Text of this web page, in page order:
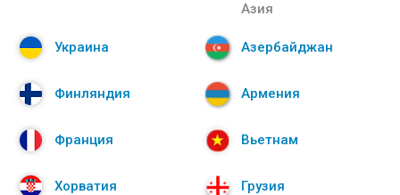
Украина
Финляндия
Франция
Хорватия
Азия
Азербайджан
Армения
Вьетнам
Грузия